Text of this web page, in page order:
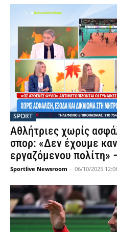
SPORT
Αθλήτριες χωρίς
σπορ: «Δεν έχουμε
εργαζόμενου πολίτη»
Sportlive Newsroom - 06/10/2025